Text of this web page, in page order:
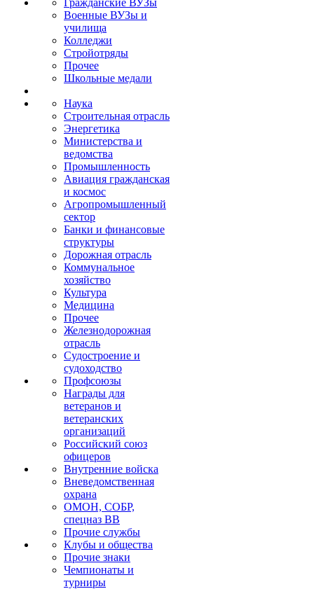
Гражданские ВУЗы
Военные ВУЗы и
училища
Колледжи
Стройотряды
Прочее
Школьные медали
Наука
Строительная отрасль
Энергетика
Министерства и
ведомства
Промышленность
Авиация гражданская
и космос
Агропромышленный
сектор
Банки и финансовые
структуры
Дорожная отрасль
Коммунальное
хозяйство
Культура
Медицина
Прочее
Железнодорожная
отрасль
Судостроение и
судоходство
Профсоюзы
Награды для
ветеранов и
ветеранских
организаций
Российский союз
офицеров
Внутренние войска
Вневедомственная
охрана
ОМОН, СОБР,
спецназ ВВ
Прочие службы
Клубы и общества
Прочие знаки
Чемпионаты и
турниры